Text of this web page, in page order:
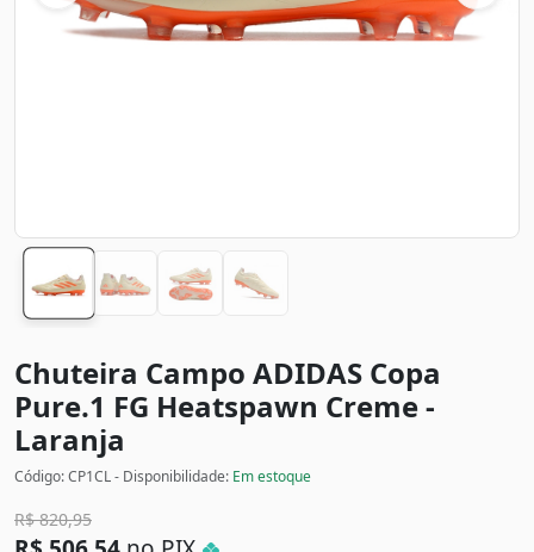
Chuteira Campo ADIDAS Copa
Pure.1 FG Heatspawn Creme -
Laranja
Código: CP1CL - Disponibilidade: Em estoque
R$820,95